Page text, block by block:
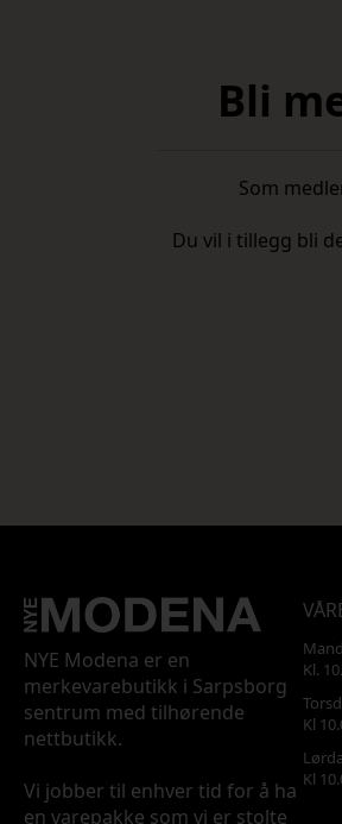
Bli
Som
Du vil i tillegg bli
NYE Modena er en
merkevarebutikk i Sarpsborg
sentrum med tilhørende
nettbutikk.
Vi jobber til enhver tid for å ha
en varepakke som vi er stolte
Kl.
Kl
Kl